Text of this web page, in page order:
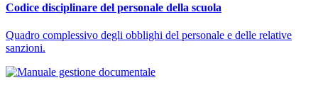
Codice disciplinare del personale della scuola
Quadro complessivo degli obblighi del personale e delle relative
sanzioni.